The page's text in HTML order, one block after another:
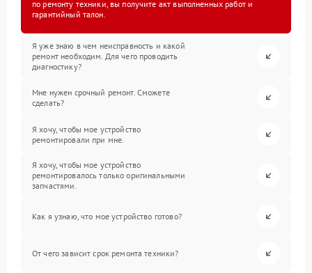
по ремонту техники, вы получите акт выполненных работ и
гарантийный талон.
Я уже знаю в чем неисправность и какой
ремонт необходим. Для чего проводить
диагностику?
Мне нужен срочный ремонт. Сможете
сделать?
Я хочу, чтобы мое устройство
ремонтировали при мне.
Я хочу, чтобы мое устройство
ремонтировалось только оригинальными
запчастями.
Как я узнаю, что мое устройство готово?
От чего зависит срок ремонта техники?